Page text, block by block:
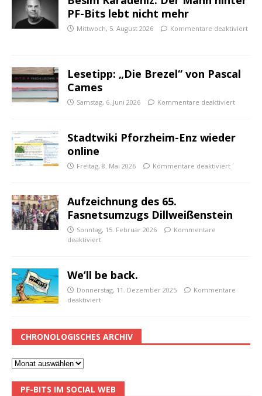
PF-Bits lebt nicht mehr
Mittwoch, 5. August 2026 Kommentare deaktiviert
Lesetipp: „Die Brezel“ von Pascal
Cames
Samstag, 6. Juni 2026 Kommentare deaktiviert
Stadtwiki Pforzheim-Enz wieder
online
Freitag, 8. Mai 2026 Kommentare deaktiviert
Aufzeichnung des 65.
Fasnetsumzugs Dillweißenstein
Sonntag, 15. Februar 2026
Kommentare
deaktiviert
We’ll be back.
Donnerstag, 11. Dezember 2025
Kommentare
deaktiviert
CHRONOLOGISCHES ARCHIV
PF-BITS IM SOCIAL WEB